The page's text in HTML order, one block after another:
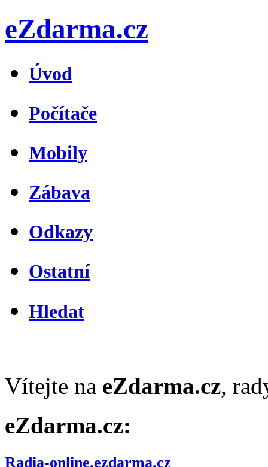
eZdarma.cz
Úvod
Počítače
Mobily
Zábava
Odkazy
Ostatní
Hledat
Vítejte na eZdarma.cz,
eZdarma.cz:
Radia-online.ezdarma.cz